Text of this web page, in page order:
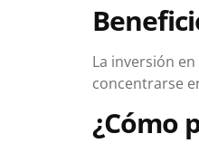
La inversión
concentrarse
¿Cómo